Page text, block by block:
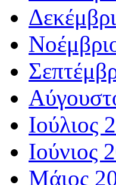
Ιούλιος
Ιούνιος
Μάιος